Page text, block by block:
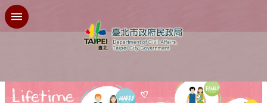
跳到主要內容區塊